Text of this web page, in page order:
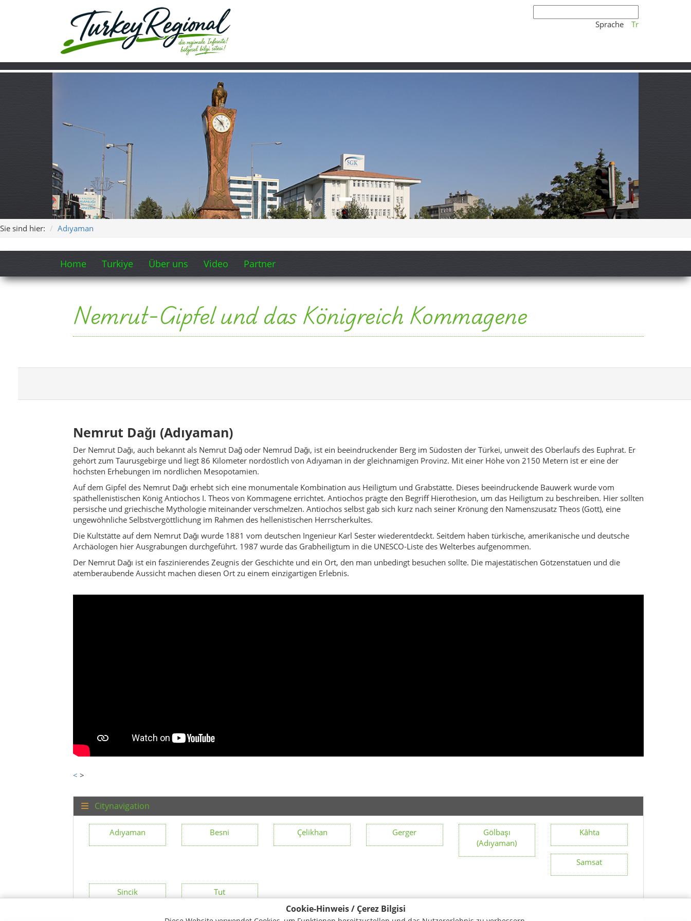
Cookie-Hinweis / Çerez Bilgisi
Sprache Tr
Sie sind hier: Adıyaman
Home Turkiye Über uns Video Partner
Nemrut-Gipfel und das Königreich Kommagene
Nemrut Dağı (Adıyaman)
Der Nemrut Dağı, auch bekannt als Nemrut Dağ oder Nemrud Dağı, ist ein beeindruckender Berg im Südosten der Türkei, unweit des Oberlaufs des Euphrat. Er
gehört zum Taurusgebirge und liegt 86 Kilometer nordöstlich von Adıyaman in der gleichnamigen Provinz. Mit einer Höhe von 2150 Metern ist er eine der
höchsten Erhebungen im nördlichen Mesopotamien.
Auf dem Gipfel des Nemrut Dağı erhebt sich eine monumentale Kombination aus Heiligtum und Grabstätte. Dieses beeindruckende Bauwerk wurde vom
späthellenistischen König Antiochos I. Theos von Kommagene errichtet. Antiochos prägte den Begriff Hierothesion, um das Heiligtum zu beschreiben. Hier sollten
persische und griechische Mythologie miteinander verschmelzen. Antiochos selbst gab sich kurz nach seiner Krönung den Namenszusatz Theos (Gott), eine
ungewöhnliche Selbstvergöttlichung im Rahmen des hellenistischen Herrscherkultes.
Die Kultstätte auf dem Nemrut Dağı wurde 1881 vom deutschen Ingenieur Karl Sester wiederentdeckt. Seitdem haben türkische, amerikanische und deutsche
Archäologen hier Ausgrabungen durchgeführt. 1987 wurde das Grabheiligtum in die UNESCO-Liste des Welterbes aufgenommen.
Der Nemrut Dağı ist ein faszinierendes Zeugnis der Geschichte und ein Ort, den man unbedingt besuchen sollte. Die majestätischen Götzenstatuen und die
atemberaubende Aussicht machen diesen Ort zu einem einzigartigen Erlebnis.
< >
Citynavigation
Adıyaman Besni Çelikhan Gerger
Gölbaşı
(Adıyaman)
Kâhta
Samsat
Sincik Tut